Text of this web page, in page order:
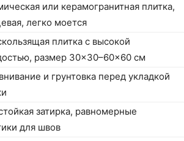
или керамогранитная плитка,
легко моется
плитка с высокой
размер 30×30–60×60 см
и грунтовка перед укладкой
затирка, равномерные
для швов